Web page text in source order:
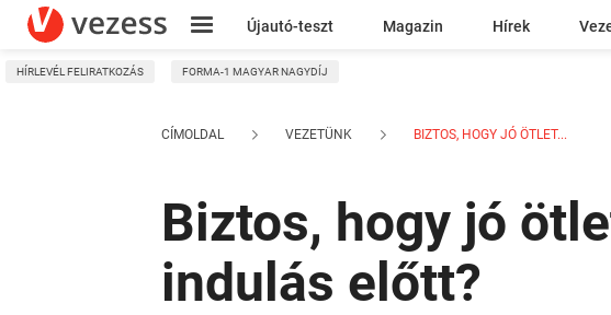
Újautó-teszt Magazin Hírek
Kresz
HÍRLEVÉL FELIRATKOZÁS FORMA-1 MAGYAR NAGYDÍJ
CÍMOLDAL VEZETÜNK BIZTOS, HOGY JÓ ÖTLET...
Biztos, hogy jó
indulás előtt?